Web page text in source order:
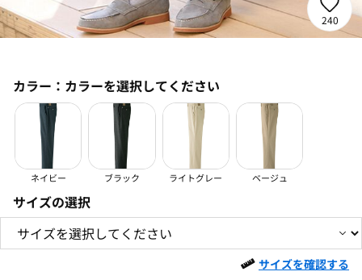
240
カラー： カラーを選択してください
ネイビー ブラック ライトグレー ベージュ
サイズの選択
サイズを確認する